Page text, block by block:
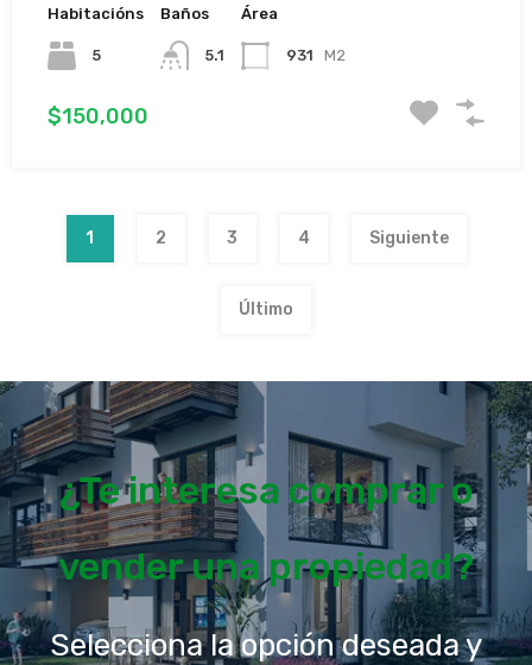
Habitacións
5
Baños
5.1
Área
931 M2
$150,000
1 2 3 4 Siguiente
Último
¿Te interesa comprar o
vender una propiedad?
Selecciona la opción deseada y